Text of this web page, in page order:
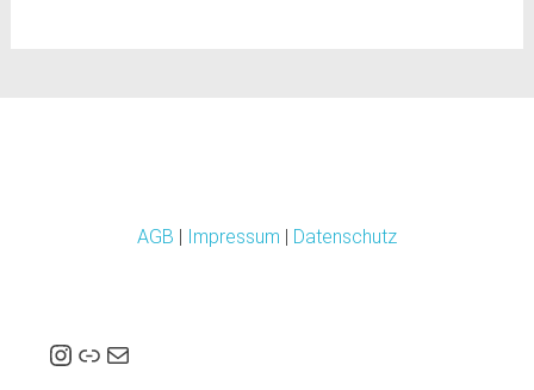
AGB | Impressum | Datenschutz
Folgen Sie uns auf Instagram
LinkE-Mail